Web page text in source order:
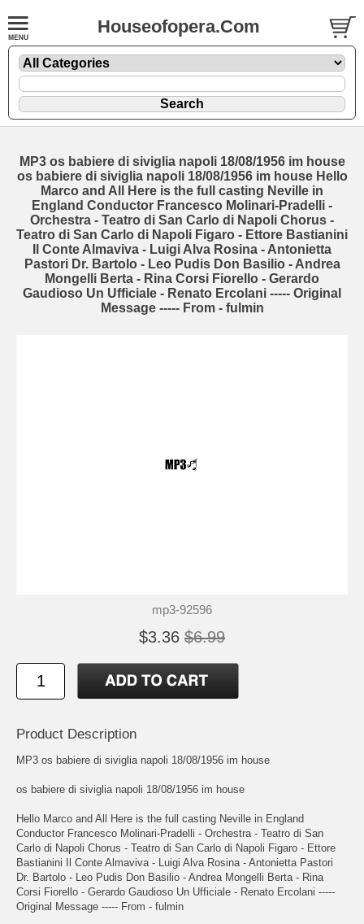
Houseofopera.Com
MP3 os babiere di siviglia napoli 18/08/1956 im house
os babiere di siviglia napoli 18/08/1956 im house Hello
Marco and All Here is the full casting Neville in
England Conductor Francesco Molinari-Pradelli -
Orchestra - Teatro di San Carlo di Napoli Chorus -
Teatro di San Carlo di Napoli Figaro - Ettore Bastianini
Il Conte Almaviva - Luigi Alva Rosina - Antonietta
Pastori Dr. Bartolo - Leo Pudis Don Basilio - Andrea
Mongelli Berta - Rina Corsi Fiorello - Gerardo
Gaudioso Un Ufficiale - Renato Ercolani ----- Original
Message ----- From - fulmin
mp3-92596
$3.36 $6.99
Product Description
MP3 os babiere di siviglia napoli 18/08/1956 im house
os babiere di siviglia napoli 18/08/1956 im house
Hello Marco and All Here is the full casting Neville in England
Conductor Francesco Molinari-Pradelli - Orchestra - Teatro di San
Carlo di Napoli Chorus - Teatro di San Carlo di Napoli Figaro - Ettore
Bastianini Il Conte Almaviva - Luigi Alva Rosina - Antonietta Pastori
Dr. Bartolo - Leo Pudis Don Basilio - Andrea Mongelli Berta - Rina
Corsi Fiorello - Gerardo Gaudioso Un Ufficiale - Renato Ercolani -----
Original Message ----- From - fulmin